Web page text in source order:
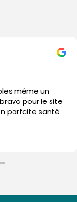
même un
pour le site
en parfaite santé